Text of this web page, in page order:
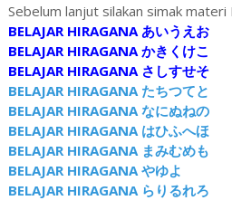
Sebelum lanjut silakan simak materi
BELAJAR HIRAGANA あいうえお
BELAJAR HIRAGANA かきくけこ
BELAJAR HIRAGANA さしすせそ
BELAJAR HIRAGANA たちつてと
BELAJAR HIRAGANA なにぬねの
BELAJAR HIRAGANA はひふへほ
BELAJAR HIRAGANA まみむめも
BELAJAR HIRAGANA やゆよ
BELAJAR HIRAGANA らりるれろ